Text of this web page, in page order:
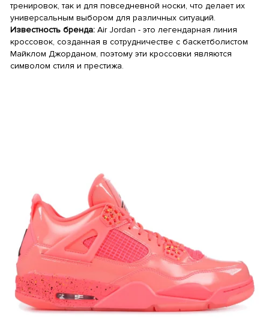
тренировок, так и для повседневной носки, что делает их
универсальным выбором для различных ситуаций.
Известность бренда: Air Jordan - это легендарная линия
кроссовок, созданная в сотрудничестве с баскетболистом
Майклом Джорданом, поэтому эти кроссовки являются
символом стиля и престижа.